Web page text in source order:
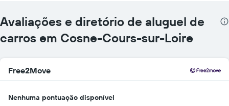
Avaliações e diretório de aluguel de
carros em Cosne-Cours-sur-Loire
Free2Move
Nenhuma pontuação disponível